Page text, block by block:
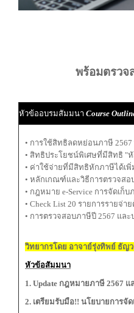
พร้อมตรวจ
หัวข้ออบรมสัมมนา Course
• การใช้สิทธิลดหย่อนภาษี 2567
• สิทธิประโยชน์พิเศษที่มีสิทธิ "
• ค่าใช้จ่ายที่มีสิทธิหักภาษีได้เพิ่
• หลักเกณฑ์และวิธีการตรวจสอ
• กฎหมาย e-Service การจัดเก็
• Check List 20 รายการรายจ่
• การตรวจสอบภาษีปี 2567 แล
วิทยากรโดย อาจาย์รุ่งทิพย์ ธัญ
หัวข้อสัมมนา
1. Update กฎหมายภาษี 2567
2. เตรียมรับมือ!! นโยบายการจั